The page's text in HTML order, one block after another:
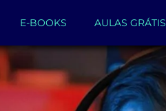
E-BOOKS AULAS GRÁTIS